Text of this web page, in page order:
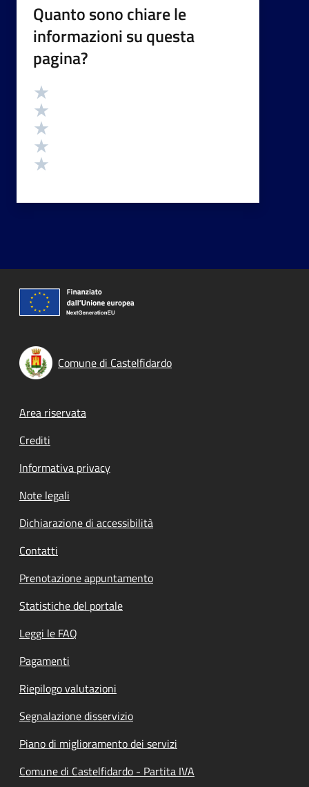
Quanto sono chiare le
informazioni su questa
pagina?
Valutazione
Comune di Castelfidardo
Footer menu
Area riservata
Crediti
Informativa privacy
Note legali
Dichiarazione di accessibilità
Contatti
Prenotazione appuntamento
Statistiche del portale
Leggi le FAQ
Pagamenti
Riepilogo valutazioni
Segnalazione disservizio
Piano di miglioramento dei servizi
Comune di Castelfidardo - Partita IVA